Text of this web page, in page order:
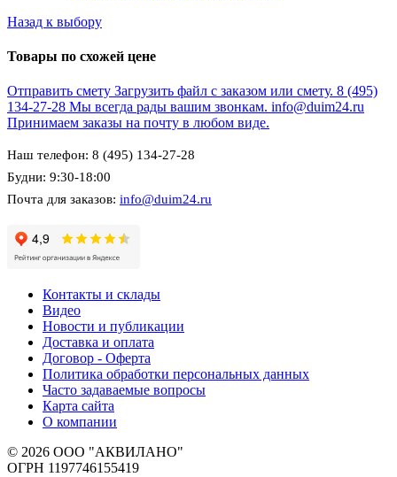
Назад к выбору
Товары по схожей цене
Отправить смету Загрузить файл с заказом или смету. 8 (495)
134-27-28 Мы всегда рады вашим звонкам. info@duim24.ru
Принимаем заказы на почту в любом виде.
Наш телефон: 8 (495) 134-27-28
Будни: 9:30-18:00
Почта для заказов: info@duim24.ru
Контакты и склады
Видео
Новости и публикации
Доставка и оплата
Договор - Оферта
Политика обработки персональных данных
Часто задаваемые вопросы
Карта сайта
О компании
© 2026 ООО "АКВИЛАНО"
ОГРН 1197746155419